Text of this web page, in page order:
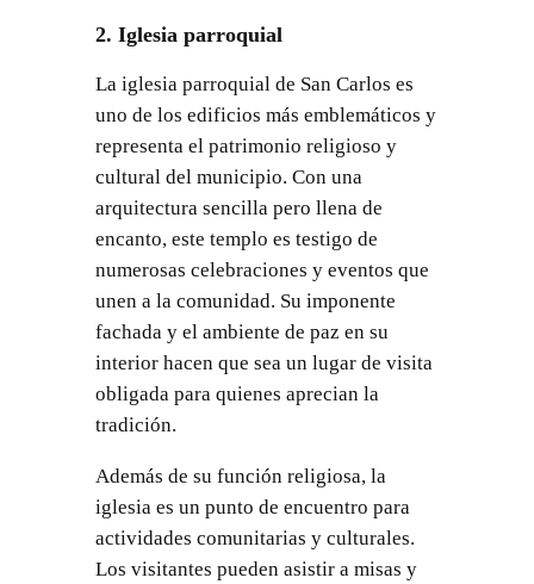
2. Iglesia parroquial
La iglesia parroquial de San Carlos es
uno de los edificios más emblemáticos y
representa el patrimonio religioso y
cultural del municipio. Con una
arquitectura sencilla pero llena de
encanto, este templo es testigo de
numerosas celebraciones y eventos que
unen a la comunidad. Su imponente
fachada y el ambiente de paz en su
interior hacen que sea un lugar de visita
obligada para quienes aprecian la
tradición.
Además de su función religiosa, la
iglesia es un punto de encuentro para
actividades comunitarias y culturales.
Los visitantes pueden asistir a misas y